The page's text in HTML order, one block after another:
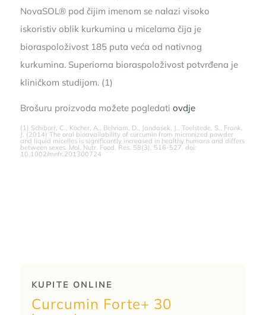
NovaSOL® pod čijim imenom se nalazi visoko
iskoristiv oblik kurkumina u micelama čija je
bioraspoloživost 185 puta veća od nativnog
kurkumina. Superiorna bioraspoloživost potvrđena je
kliničkom studijom. (1)
Brošuru proizvoda možete pogledati ovdje
(1) Schiborr, C., Kocher, A., Behnam, D., Jandasek, J., Toelstede, S., Frank,
J. (2014) The oral bioavailability of curcumin from micronized powder
and liquid micelles is significantly increased in healthy humans and differs
between sexes. Mol. Nutr. Food. Res. 58(3), 516-527. doi:
10.1002/mnfr.201300724
KUPITE ONLINE
Curcumin Forte+ 30